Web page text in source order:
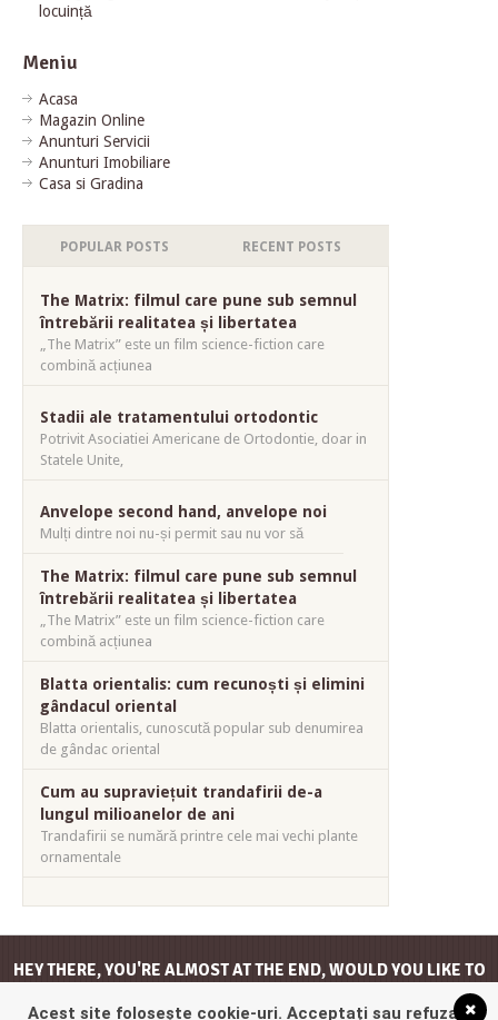
locuință
Meniu
Acasa
Magazin Online
Anunturi Servicii
Anunturi Imobiliare
Casa si Gradina
POPULAR POSTS RECENT POSTS
The Matrix: filmul care pune sub semnul
întrebării realitatea și libertatea
„The Matrix” este un film science-fiction care
combină acțiunea
Stadii ale tratamentului ortodontic
Potrivit Asociatiei Americane de Ortodontie, doar in
Statele Unite,
Anvelope second hand, anvelope noi
Mulți dintre noi nu-și permit sau nu vor să
The Matrix: filmul care pune sub semnul
întrebării realitatea și libertatea
„The Matrix” este un film science-fiction care
combină acțiunea
Blatta orientalis: cum recunoști și elimini
gândacul oriental
Blatta orientalis, cunoscută popular sub denumirea
de gândac oriental
Cum au supraviețuit trandafirii de-a
lungul milioanelor de ani
Trandafirii se numără printre cele mai vechi plante
ornamentale
HEY THERE, YOU'RE ALMOST AT THE END, WOULD YOU LIKE TO
Acest site folosește cookie-uri. Acceptați sau refuzați